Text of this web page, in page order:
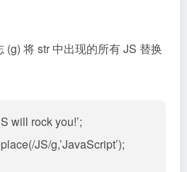
(g) 将 str 中出现的所有 JS 替换
will rock you!’;
JS/g,’JavaScript’);